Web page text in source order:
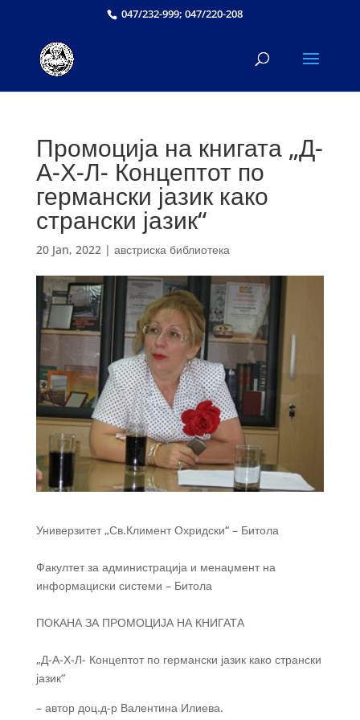
047/232-999; 047/220-208
Промоција на книгата „Д-
А-Х-Л- Концептот по
германски јазик како
странски јазик“
20 Jan, 2022| австриска библиотека
Универзитет „Св.Климент Охридски“ – Битола
Факултет за администрација и менаџмент на
информациски системи – Битола
ПОКАНА ЗА ПРОМОЦИЈА НА КНИГАТА
„Д-А-Х-Л- Концептот по германски јазик како странски
јазик“
– автор доц.д-р Валентина Илиева.